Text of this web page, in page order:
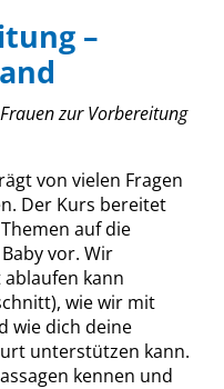
–
zur Vorbereitung
von vielen Fragen
Der Kurs bereitet
auf die
vor. Wir
kann
wie wir mit
wie dich deine
unterstützen kann.
kennen und